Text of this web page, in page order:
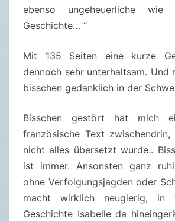
Z
H
O
L
E
R
ebenso ungeheuerliche wie
Geschichte… “
Mit 135 Seiten eine kurze
dennoch sehr unterhaltsam. Und
bisschen gedanklich in der
Bisschen gestört hat mich
französische Text
nicht alles übersetzt wurde..
ist immer. Ansonsten ganz
ohne Verfolgungsjagden oder
macht wirklich neugierig,
Geschichte Isabelle da